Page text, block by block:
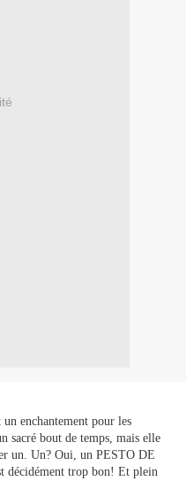
enchantement pour les
sacré bout de temps, mais elle
un. Un? Oui, un PESTO DE
décidément trop bon! Et plein